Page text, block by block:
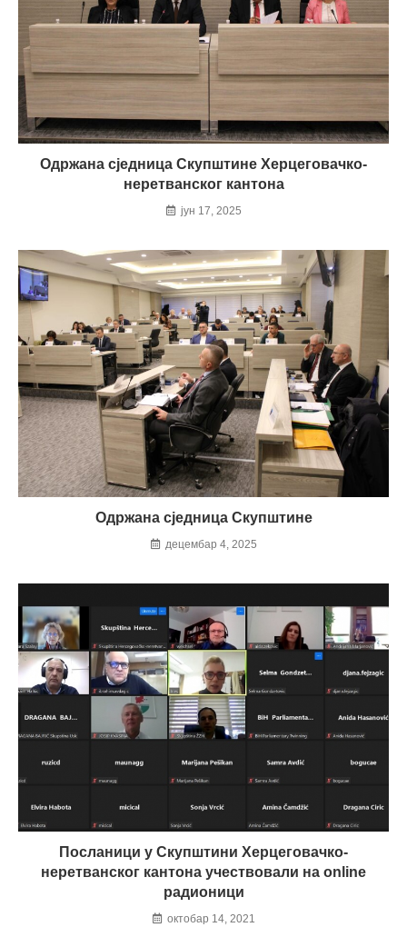
Одржана сједница Скупштине Херцеговачко-
неретванског кантона
јун 17, 2025
Одржана сједница Скупштине
децембар 4, 2025
Посланици у Скупштини Херцеговачко-
неретванског кантона учествовали на online
радионици
октобар 14, 2021